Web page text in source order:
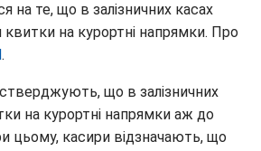
на те, що в залізничних касах
на курортні напрямки. Про
.
що в залізничних
на курортні напрямки аж до
цьому, касири відзначають, що